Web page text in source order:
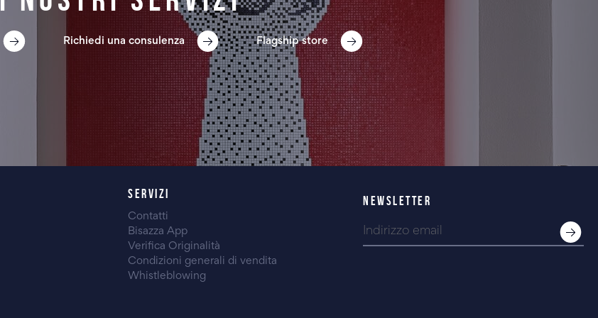
Richiedi una consulenza Flagship store
SERVIZI
Contatti
Bisazza App
Verifica Originalità
Condizioni generali di vendita
Whistleblowing
NEWSLETTER